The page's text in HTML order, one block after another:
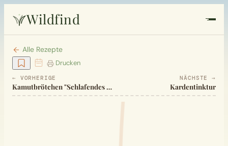
Wildfind
Startseite
Pflanzen
Alle Rezepte
Drucken
← VORHERIGE
Kamutbrötchen "Schlafendes Füchslein"
NÄCHSTE →
Kardentinktur